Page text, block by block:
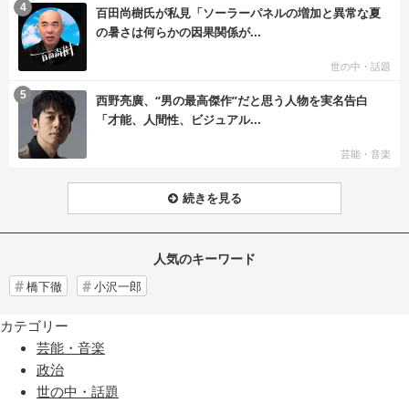
百田尚樹氏が私見「ソーラーパネルの増加と異常な夏
の暑さは何らかの因果関係が...
世の中・話題
4
西野亮廣、“男の最高傑作”だと思う人物を実名告白
「才能、人間性、ビジュアル...
芸能・音楽
5
続きを見る
人気のキーワード
橋下徹 小沢一郎
カテゴリー
芸能・音楽
政治
世の中・話題